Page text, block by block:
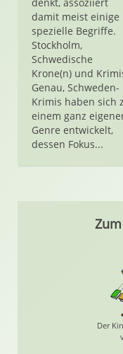
damit meist einige
spezielle Begriffe.
Stockholm,
Schwedische
Krone(n) und
Genau, Schweden-
Krimis haben sich
einem ganz
Genre entwickelt,
dessen Fokus...
Der